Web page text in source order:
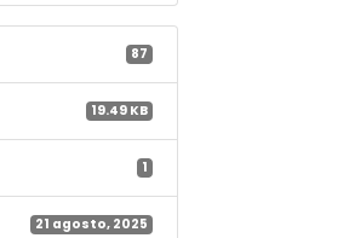
87
19.49 KB
1
21 agosto, 2025